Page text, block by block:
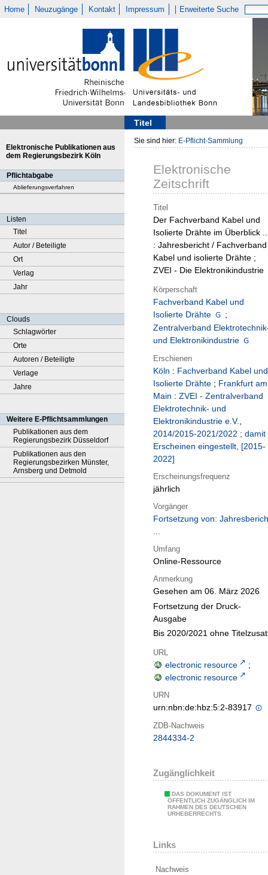
Home Neuzugänge Kontakt Impressum Erweiterte Suche
Titel
Elektronische Publikationen aus
dem Regierungsbezirk Köln
Pflichtabgabe
Ablieferungsverfahren
Listen
Titel
Autor / Beteiligte
Ort
Verlag
Jahr
Clouds
Schlagwörter
Orte
Autoren / Beteiligte
Verlage
Jahre
Weitere E-Pflichtsammlungen
Publikationen aus dem
Regierungsbezirk Düsseldorf
Publikationen aus den
Regierungsbezirken Münster,
Arnsberg und Detmold
Sie sind hier: E-Pflicht-Sammlung
Elektronische
Zeitschrift
Titel
Der Fachverband Kabel und
Isolierte Drähte im Überblick
: Jahresbericht / Fachverband
Kabel und isolierte Drähte ;
ZVEI - Die Elektronikindustrie
Körperschaft
Fachverband Kabel und
Isolierte Drähte
;
Zentralverband
und Elektronikindustrie
Erschienen
Köln : Fachverband Kabel und
Isolierte Drähte ; Frankfurt am
Main : ZVEI - Zentralverband
Elektrotechnik- und
Elektronikindustrie e.V.,
2014/2015-2021/2022 ; damit
Erscheinen eingestellt, [2015-
2022]
Erscheinungsfrequenz
jährlich
Vorgänger
Fortsetzung von:
...
Umfang
Online-Ressource
Anmerkung
Gesehen am 06. März 2026
Fortsetzung der Druck-
Ausgabe
Bis 2020/2021 ohne
URL
electronic resource
;
electronic resource
URN
urn:nbn:de:hbz:5:2-83917
ZDB-Nachweis
2844334-2
Zugänglichkeit
DAS DOKUMENT IST
ÖFFENTLICH ZUGÄNGLICH IM
RAHMEN DES DEUTSCHEN
URHEBERRECHTS.
Links
Nachweis